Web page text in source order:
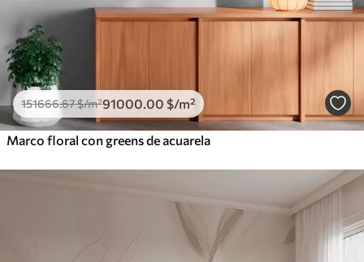
151666.67$/m²91000 .00 $/m²
Marco floral con greens de acuarela